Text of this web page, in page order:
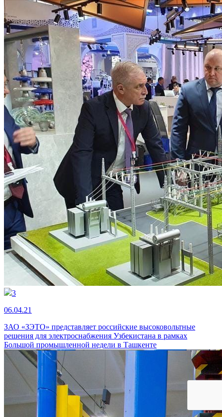
3
06.04.21
ЗАО «ЗЭТО» представляет российские высоковольтные
решения для электроснабжения Узбекистана в рамках
Большой промышленной недели в Ташкенте